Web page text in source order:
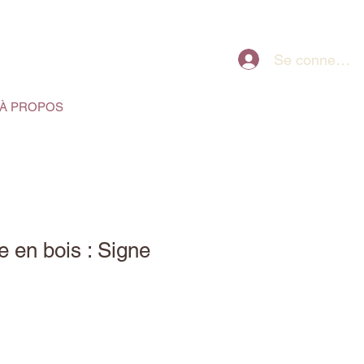
Se connecter
À PROPOS
en bois : Signe